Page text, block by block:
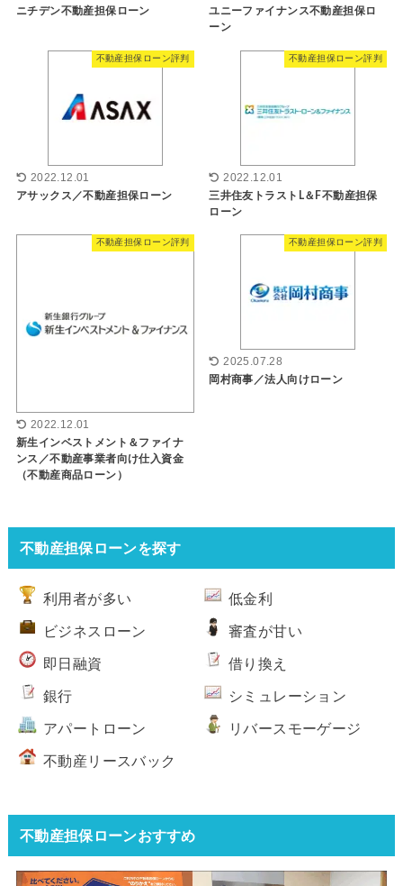
ニチデン不動産担保ローン
ユニーファイナンス不動産担保ロ
ーン
不動産担保ローン評判
2022.12.01
アサックス／不動産担保ローン
不動産担保ローン評判
2022.12.01
三井住友トラストL＆F不動産担保
ローン
不動産担保ローン評判
2022.12.01
新生インベストメント＆ファイナ
ンス／不動産事業者向け仕入資金
（不動産商品ローン）
不動産担保ローン評判
2025.07.28
岡村商事／法人向けローン
不動産担保ローンを探す
利用者が多い 低金利
ビジネスローン 審査が甘い
即日融資 借り換え
銀行 シミュレーション
アパートローン リバースモーゲージ
不動産リースバック
不動産担保ローンおすすめ